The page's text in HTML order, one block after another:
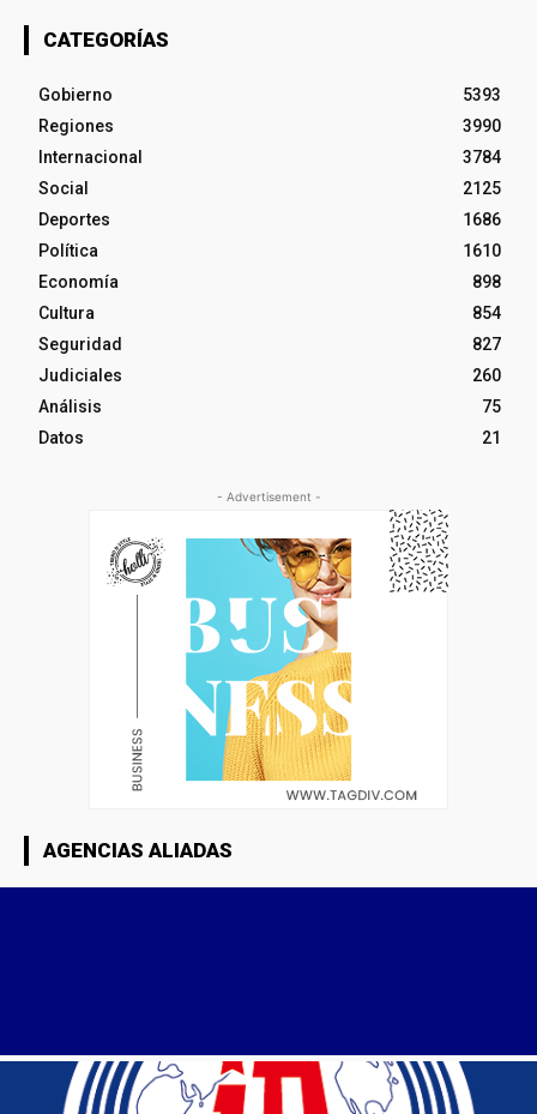
CATEGORÍAS
Gobierno
5393
Regiones
3990
Internacional
3784
Social
2125
Deportes
1686
Política
1610
Economía
898
Cultura
854
Seguridad
827
Judiciales
260
Análisis
75
Datos
21
- Advertisement -
AGENCIAS ALIADAS